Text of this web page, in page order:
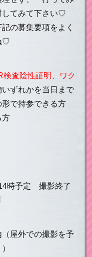
してみて下さい♡
の募集要項をよく
♡
検査陰性証明、
ワク
いずれかを当日まで
で持参できる方
方
時予定 撮影終了
屋外での撮影を予